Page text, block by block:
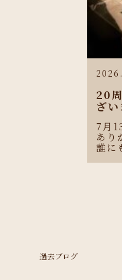
20
ざい
7月
あり
誰に
過去ブログ